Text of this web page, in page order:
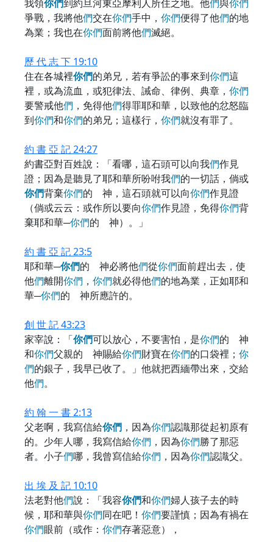
我領你們到約旦河東亞摩利人所住之地。他們與你們
爭戰，我將他們交在你們手中， 你們便得了他們的地
為業；我也在你們面前將他們滅絕。
歷 代 志 下 19:10
住在各城裡你們的弟兄，若有爭訟的事來到你們這
裡，或為流血，或犯律法、誡命、律例、典章， 你們
要警戒他們 ，免得他們得罪耶和華，以致他的忿怒臨
到你們和你們的弟兄；這樣行， 你們就沒有罪了。
約 書 亞 記 24:27
約書亞對百姓說：「看哪，這石頭可以向我們作見
證；因為是聽見了耶和華所吩咐我們的一切話，倘或
你們背棄你們的 神，這石頭就可以向你們作見證
（倘或云云：或作所以要向你們作見證，免得你們背
棄耶和華─你們的 神）。」
約 書 亞 記 23:5
耶和華─你們的 神必將他們從你們面前趕出去，使
他們離開你們 ， 你們就必得他們的地為業，正如耶和
華─你們的 神所應許的。
創 世 記 43:23
家宰說：「你們可以放心，不要害怕，是你們的 神
和你們父親的 神賜給你們財寶在你們的口袋裡； 你
們的銀子，我早已收了。」他就把西緬帶出來，交給
他們。
約 翰 一 書 2:13
父老啊，我寫信給你們 ，因為你們認識那從起初原有
的。少年人哪，我寫信給你們 ，因為你們勝了那惡
者。小子們哪，我曾寫信給你們 ，因為你們認識父。
出 埃 及 記 10:10
法老對他們說：「我容你們和你們婦人孩子去的時
候，耶和華與你們同在吧！ 你們要謹慎；因為有禍在
你們眼前（或作： 你們存著惡意），